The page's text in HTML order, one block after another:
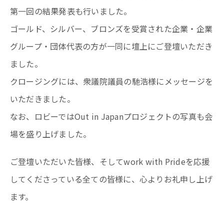
第一回の結果発表も行いました。
ゴールド、シルバー、ブロンズを受賞された企業・企業
グループ・団体代表の方が一同に壇上にご登壇いただき
ました。
クロージングには、衆議院議員の馳浩様にメッセージを
いただきました。
なお、ロビーではOut in Japanプロジェクトの写真も会
場を盛り上げました。
ご登壇いただいた皆様、そしてwork with Prideを応援
してくださっている全ての皆様に、心よりお礼申し上げ
ます。